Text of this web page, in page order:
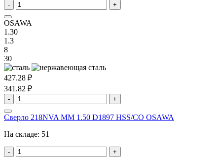
- +
OSAWA
1.30
1.3
8
30
427.28 ₽
341.82 ₽
- +
Сверло 218NVA MM 1.50 D1897 HSS/CO OSAWA
На складе: 51
- +